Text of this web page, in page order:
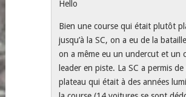
Hello
Bien une course qui était plutôt
jusqu’à la SC, on a eu de la
on a même eu un undercut et un
leader en piste. La SC a permis
plateau qui était à des années